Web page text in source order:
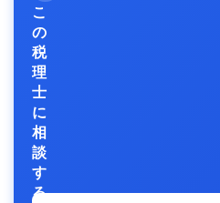
こ
の
税
理
士
に
相
談
す
る